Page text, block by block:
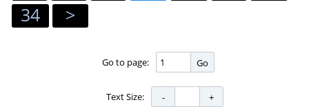
34
>
Go to page: Go
Text Size: